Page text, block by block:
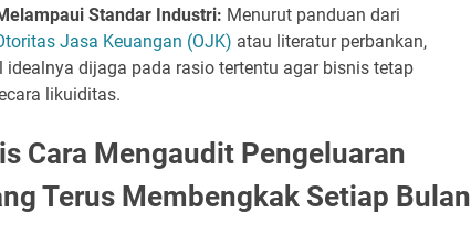
Standar Industri: Menurut panduan dari
Jasa Keuangan (OJK) atau literatur perbankan,
idealnya dijaga pada rasio tertentu agar bisnis tetap
likuiditas.
Cara Mengaudit Pengeluaran
Terus Membengkak Setiap Bulan